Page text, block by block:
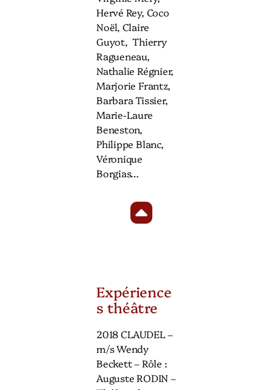
Hervé Rey, Coco
Noël, Claire
Guyot, Thierry
Ragueneau,
Nathalie Régnier,
Marjorie Frantz,
Barbara Tissier,
Marie-Laure
Beneston,
Philippe Blanc,
Véronique
Borgias…
Expérience
s théâtre
2018 CLAUDEL –
m/s Wendy
Beckett – Rôle :
Auguste RODIN –